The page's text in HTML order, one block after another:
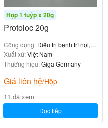
các trường hợp sau:
bệnh cận thịở trẻ
trường hợp
quá mức
Hộp 1 tuýp x 20g
Protoloc 20g
Công dụng:Điều trị bệnh trĩ nội, trĩ
ngoại
Xuất xứ:Việt Nam
Thương hiệu:Giga Germany
Giá liên hệ/Hộp
11 đã xem
Đọc tiếp